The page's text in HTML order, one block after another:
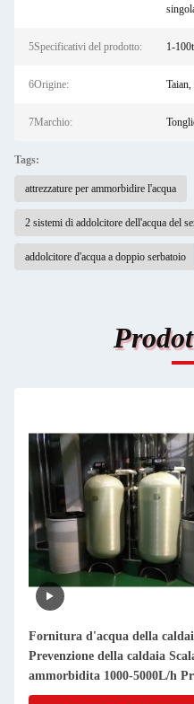
5Specificativi del prodotto: 1-
6Origine:
7Marchio:
Tags:
attrezzature per ammorbidire l'acqua
2 sistemi di addolcitore dell'acqua del
addolcitore d'acqua a doppio serbatoio
Fornitura d'acqua della
Prevenzione della caldaia
ammorbidita 1000-5000L/h
automatica di acqua continua